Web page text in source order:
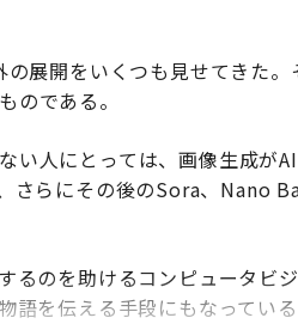
展開をいくつも見せてきた。
のである。
い人にとっては、画像生成が
らにその後のSora、Nano
るのを助けるコンピュータビ
語を伝える手段にもなってい